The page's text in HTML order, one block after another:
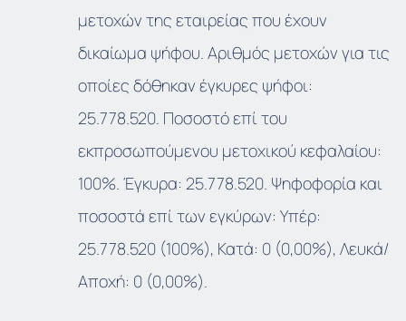
μετοχών της εταιρείας που έχουν
δικαίωμα ψήφου. Αριθμός μετοχών για τις
οποίες δόθηκαν έγκυρες ψήφοι:
25.778.520. Ποσοστό επί του
εκπροσωπούμενου μετοχικού κεφαλαίου:
100%. Έγκυρα: 25.778.520. Ψηφοφορία και
ποσοστά επί των εγκύρων: Υπέρ:
25.778.520 (100%), Κατά: 0 (0,00%), Λευκά/
Αποχή: 0 (0,00%).